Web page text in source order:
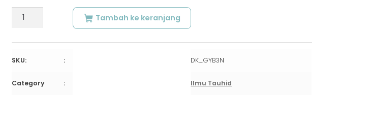
Kuantitas
UBUDIYYAH
ﺷﺮﺡ
Tambah ke keranjang
SKU: DK_GYB3N
Category Ilmu Tauhid